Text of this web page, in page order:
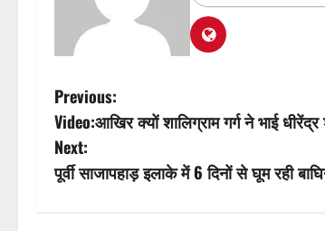
P
o
s
Previous:
Video:आखिर क्यों शालिग्राम गर्ग ने भाई धीरेंद्र
Next:
पूर्वी साजापहाड़ इलाके में 6 दिनों से घूम रही